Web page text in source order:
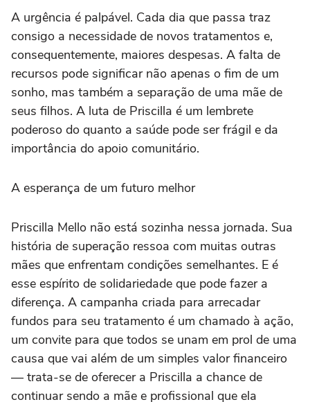
A urgência é palpável. Cada dia que passa traz
consigo a necessidade de novos tratamentos e,
consequentemente, maiores despesas. A falta de
recursos pode significar não apenas o fim de um
sonho, mas também a separação de uma mãe de
seus filhos. A luta de Priscilla é um lembrete
poderoso do quanto a saúde pode ser frágil e da
importância do apoio comunitário.
A esperança de um futuro melhor
Priscilla Mello não está sozinha nessa jornada. Sua
história de superação ressoa com muitas outras
mães que enfrentam condições semelhantes. E é
esse espírito de solidariedade que pode fazer a
diferença. A campanha criada para arrecadar
fundos para seu tratamento é um chamado à ação,
um convite para que todos se unam em prol de uma
causa que vai além de um simples valor financeiro
— trata-se de oferecer a Priscilla a chance de
continuar sendo a mãe e profissional que ela